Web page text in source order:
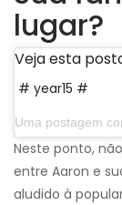
lugar?
Veja esta
# year15 #
Uma postagem
Neste ponto,
entre Aaron e
aludido à